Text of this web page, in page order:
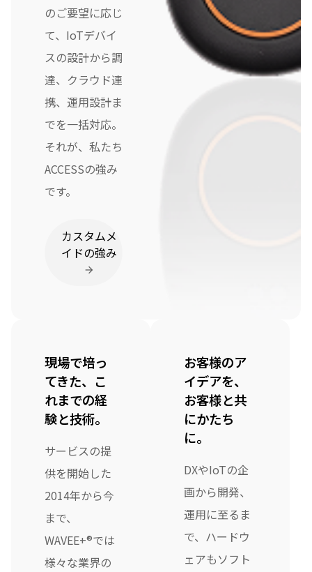
のご要望に応じ
て、IoTデバイ
スの設計から調
達、クラウド連
携、運用設計ま
でを一括対応。
それが、私たち
ACCESSの強み
です。
カスタムメ
イドの強み
現場で培っ
てきた、こ
れまでの経
験と技術。
サービスの提
供を開始した
2014年から今
まで、
WAVEE+®では
様々な業界の
お客様のア
イデアを、
お客様と共
にかたち
に。
DXやIoTの企
画から開発、
運用に至るま
で、ハードウ
ェアもソフト